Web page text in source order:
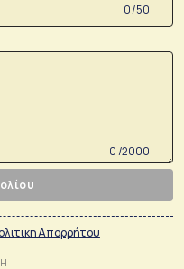
0 /50
0 /2000
Απορρήτου